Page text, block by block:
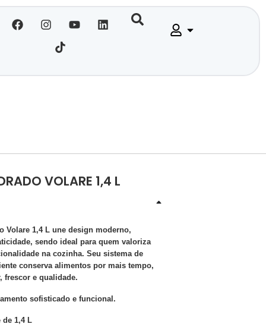
VOLARE 1,4 L
Volare 1,4 L une design moderno,
sendo ideal para quem valoriza
na cozinha. Seu sistema de
conserva alimentos por mais tempo,
frescor e qualidade.
sofisticado e funcional.
de 1,4 L